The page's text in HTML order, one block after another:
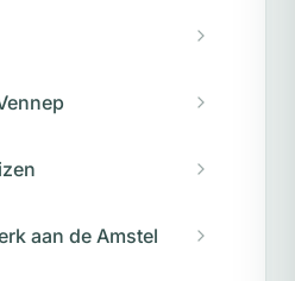
aan de Amstel